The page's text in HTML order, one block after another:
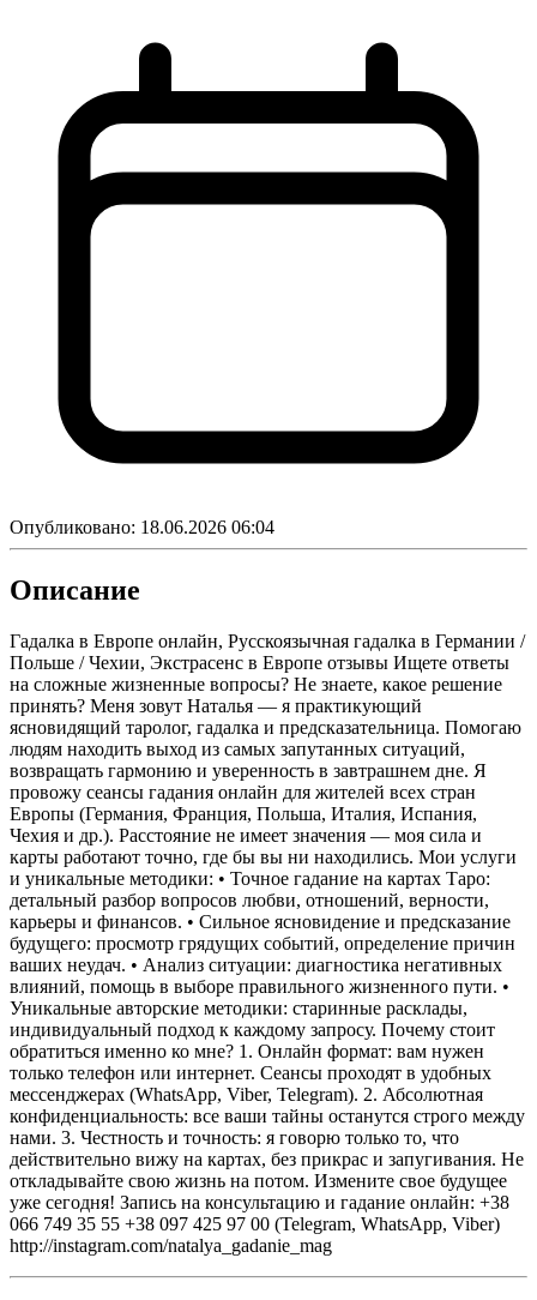
Опубликовано: 18.06.2026 06:04
Описание
Гадалка в Европе онлайн, Русскоязычная гадалка в Германии /
Польше / Чехии, Экстрасенс в Европе отзывы Ищете ответы
на сложные жизненные вопросы? Не знаете, какое решение
принять? Меня зовут Наталья — я практикующий
ясновидящий таролог, гадалка и предсказательница. Помогаю
людям находить выход из самых запутанных ситуаций,
возвращать гармонию и уверенность в завтрашнем дне. Я
провожу сеансы гадания онлайн для жителей всех стран
Европы (Германия, Франция, Польша, Италия, Испания,
Чехия и др.). Расстояние не имеет значения — моя сила и
карты работают точно, где бы вы ни находились. Мои услуги
и уникальные методики: • Точное гадание на картах Таро:
детальный разбор вопросов любви, отношений, верности,
карьеры и финансов. • Сильное ясновидение и предсказание
будущего: просмотр грядущих событий, определение причин
ваших неудач. • Анализ ситуации: диагностика негативных
влияний, помощь в выборе правильного жизненного пути. •
Уникальные авторские методики: старинные расклады,
индивидуальный подход к каждому запросу. Почему стоит
обратиться именно ко мне? 1. Онлайн формат: вам нужен
только телефон или интернет. Сеансы проходят в удобных
мессенджерах (WhatsApp, Viber, Telegram). 2. Абсолютная
конфиденциальность: все ваши тайны останутся строго между
нами. 3. Честность и точность: я говорю только то, что
действительно вижу на картах, без прикрас и запугивания. Не
откладывайте свою жизнь на потом. Измените свое будущее
уже сегодня! Запись на консультацию и гадание онлайн: +38
066 749 35 55 +38 097 425 97 00 (Telegram, WhatsApp, Viber)
http://instagram.com/natalya_gadanie_mag